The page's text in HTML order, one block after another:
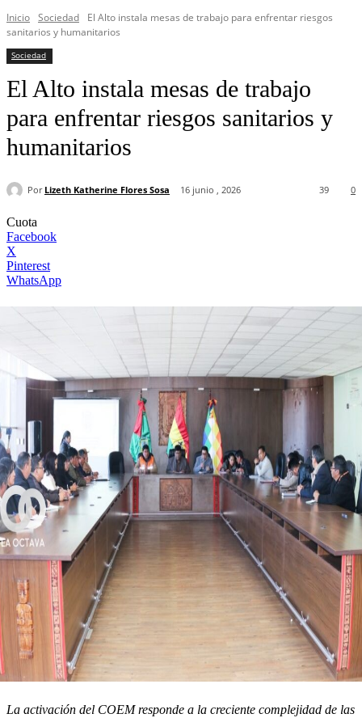
Inicio Sociedad
El Alto instala mesas de trabajo para enfrentar riesgos
sanitarios y humanitarios
Sociedad
El Alto instala mesas de trabajo
para enfrentar riesgos sanitarios y
humanitarios
Por Lizeth Katherine Flores Sosa 16 junio , 2026 0
39
Cuota
Facebook
X
Pinterest
WhatsApp
La activación del COEM responde a la creciente complejidad de las